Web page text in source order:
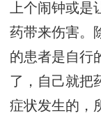
上个闹钟或
药带来伤害。
的患者是自行
了，自己就把
症状发生的，